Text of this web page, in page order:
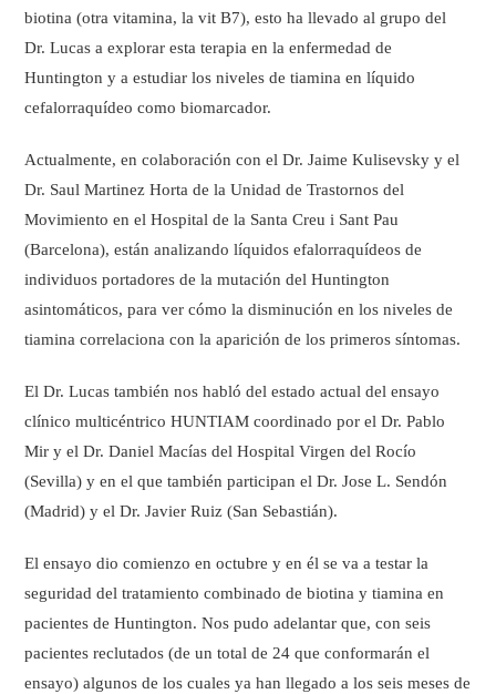
biotina (otra vitamina, la vit B7), esto ha llevado al grupo del
Dr. Lucas a explorar esta terapia en la enfermedad de
Huntington y a estudiar los niveles de tiamina en líquido
cefalorraquídeo como biomarcador.
Actualmente, en colaboración con el Dr. Jaime Kulisevsky y el
Dr. Saul Martinez Horta de la Unidad de Trastornos del
Movimiento en el Hospital de la Santa Creu i Sant Pau
(Barcelona), están analizando líquidos efalorraquídeos de
individuos portadores de la mutación del Huntington
asintomáticos, para ver cómo la disminución en los niveles de
tiamina correlaciona con la aparición de los primeros síntomas.
El Dr. Lucas también nos habló del estado actual del ensayo
clínico multicéntrico HUNTIAM coordinado por el Dr. Pablo
Mir y el Dr. Daniel Macías del Hospital Virgen del Rocío
(Sevilla) y en el que también participan el Dr. Jose L. Sendón
(Madrid) y el Dr. Javier Ruiz (San Sebastián).
El ensayo dio comienzo en octubre y en él se va a testar la
seguridad del tratamiento combinado de biotina y tiamina en
pacientes de Huntington. Nos pudo adelantar que, con seis
pacientes reclutados (de un total de 24 que conformarán el
ensayo) algunos de los cuales ya han llegado a los seis meses de